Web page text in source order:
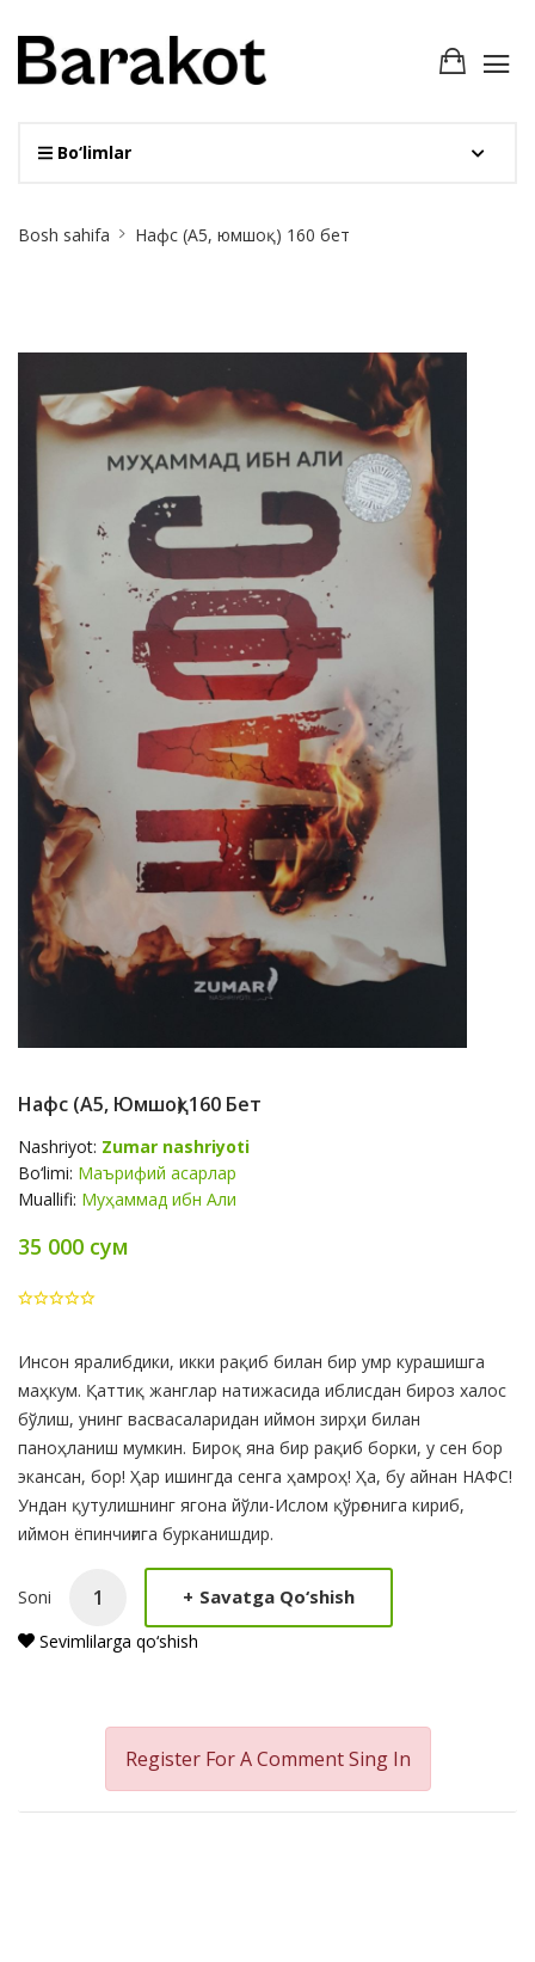
Bo‘limlar
Breadcrumb
Bosh sahifa Нафс (А5, юмшоқ) 160 бет
Нафс (А5, Юмшоқ) 160 Бет
Nashriyot: Zumar nashriyoti
Bo‘limi: Маърифий асарлар
Muallifi: Муҳаммад ибн Али
35 000 сум
Product
Summery
Инсон яралибдики, икки рақиб билан бир умр курашишга
маҳкум. Қаттиқ жанглар натижасида иблисдан бироз халос
бўлиш, унинг васвасаларидан иймон зирҳи билан
паноҳланиш мумкин. Бироқ яна бир рақиб борки, у сен бор
экансан, бор! Ҳар ишингда сенга ҳамроҳ! Ҳа, бу айнан НАФС!
Ундан қутулишнинг ягона йўли-Ислом қўрғонига кириб,
иймон ёпинчиғига бурканишдир.
Soni + Savatga Qo‘shish
Sevimlilarga qo‘shish
Register For A CommentSing In